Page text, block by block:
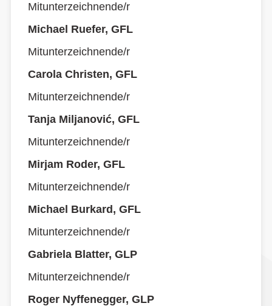
Mitunterzeichnende/r
Michael Ruefer, GFL
Mitunterzeichnende/r
Carola Christen, GFL
Mitunterzeichnende/r
Tanja Miljanović, GFL
Mitunterzeichnende/r
Mirjam Roder, GFL
Mitunterzeichnende/r
Michael Burkard, GFL
Mitunterzeichnende/r
Gabriela Blatter, GLP
Mitunterzeichnende/r
Roger Nyffenegger, GLP